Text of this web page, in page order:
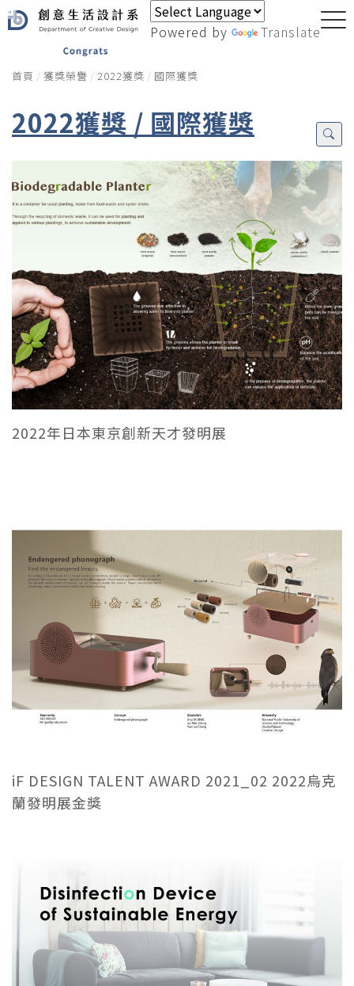
Powered by Translate
首頁 獲獎榮譽 2022獲獎 國際獲獎
2022獲獎 / 國際獲獎
2022年日本東京創新天才發明展
iF DESIGN TALENT AWARD 2021_02 2022烏克
蘭發明展金獎